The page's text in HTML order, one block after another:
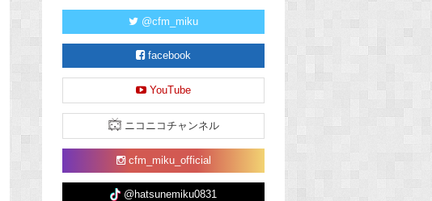
@cfm_miku
facebook
YouTube
ニコニコチャンネル
cfm_miku_official
@hatsunemiku0831